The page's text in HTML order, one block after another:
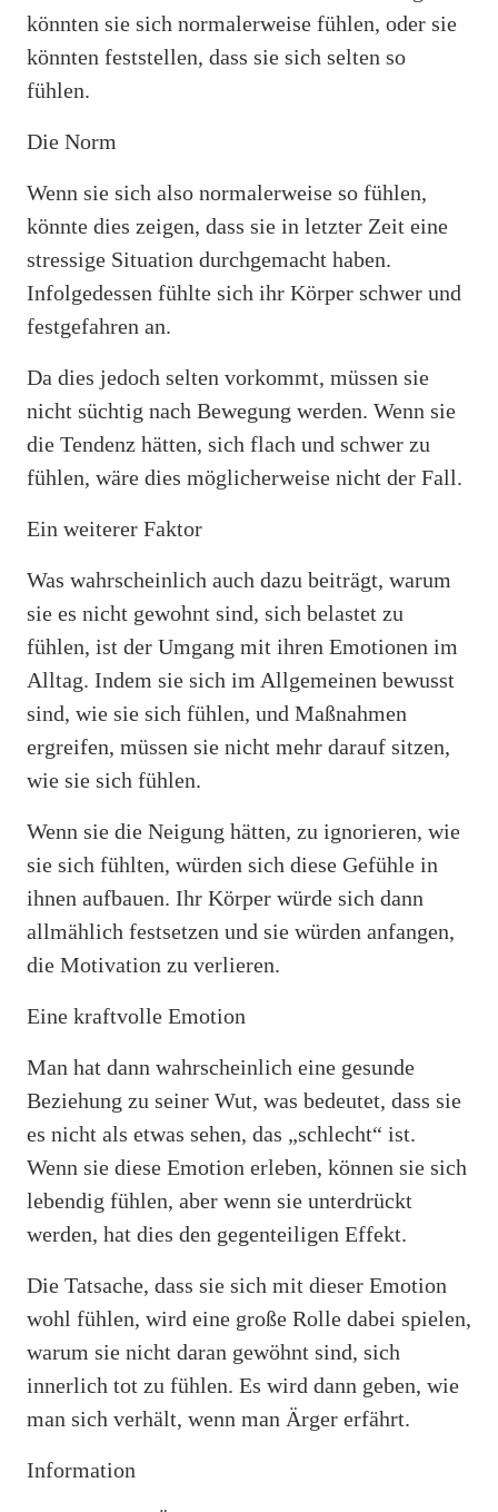
könnten sie sich normalerweise fühlen, oder sie
könnten feststellen, dass sie sich selten so
fühlen.
Die Norm
Wenn sie sich also normalerweise so fühlen,
könnte dies zeigen, dass sie in letzter Zeit eine
stressige Situation durchgemacht haben.
Infolgedessen fühlte sich ihr Körper schwer und
festgefahren an.
Da dies jedoch selten vorkommt, müssen sie
nicht süchtig nach Bewegung werden. Wenn sie
die Tendenz hätten, sich flach und schwer zu
fühlen, wäre dies möglicherweise nicht der Fall.
Ein weiterer Faktor
Was wahrscheinlich auch dazu beiträgt, warum
sie es nicht gewohnt sind, sich belastet zu
fühlen, ist der Umgang mit ihren Emotionen im
Alltag. Indem sie sich im Allgemeinen bewusst
sind, wie sie sich fühlen, und Maßnahmen
ergreifen, müssen sie nicht mehr darauf sitzen,
wie sie sich fühlen.
Wenn sie die Neigung hätten, zu ignorieren, wie
sie sich fühlten, würden sich diese Gefühle in
ihnen aufbauen. Ihr Körper würde sich dann
allmählich festsetzen und sie würden anfangen,
die Motivation zu verlieren.
Eine kraftvolle Emotion
Man hat dann wahrscheinlich eine gesunde
Beziehung zu seiner Wut, was bedeutet, dass sie
es nicht als etwas sehen, das „schlecht“ ist.
Wenn sie diese Emotion erleben, können sie sich
lebendig fühlen, aber wenn sie unterdrückt
werden, hat dies den gegenteiligen Effekt.
Die Tatsache, dass sie sich mit dieser Emotion
wohl fühlen, wird eine große Rolle dabei spielen,
warum sie nicht daran gewöhnt sind, sich
innerlich tot zu fühlen. Es wird dann geben, wie
man sich verhält, wenn man Ärger erfährt.
Information